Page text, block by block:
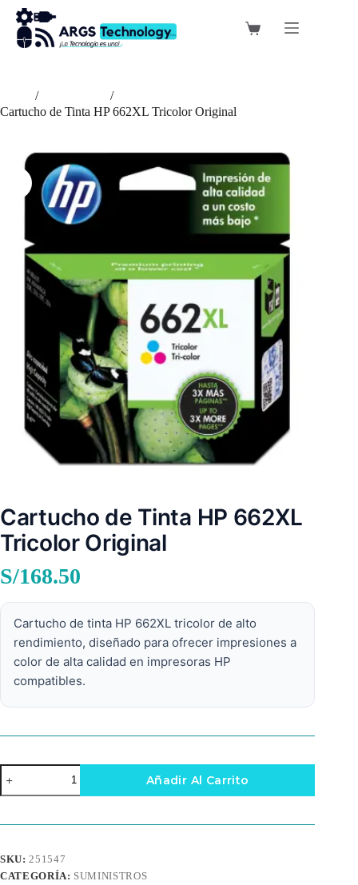
Saltar
contenido
Carro
/
/
Cartucho de Tinta HP 662XL Tricolor Original
Cartucho de Tinta HP 662XL
Tricolor Original
S/168.50
Cartucho de tinta HP 662XL tricolor de alto
rendimiento, diseñado para ofrecer impresiones a
color de alta calidad en impresoras HP
compatibles.
Cartucho
de
Tinta
662XL
cantidad
Añadir Al Carrito
SKU: 251547
CATEGORÍA: SUMINISTROS